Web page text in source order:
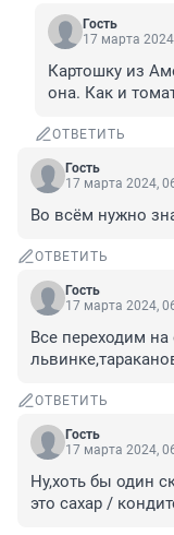
Гость
17 марта
Картошку из
она. Как и
ОТВЕТИТЬ
Гость
17 марта 2024,
Во всём нужно
ОТВЕТИТЬ
Гость
17 марта 2024,
Все переходим
ОТВЕТИТЬ
Гость
17 марта 2024,
Ну,хоть бы один
это сахар /